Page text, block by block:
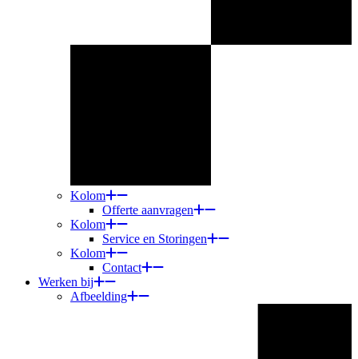
Kolom
Offerte aanvragen
Kolom
Service en Storingen
Kolom
Contact
Werken bij
Afbeelding